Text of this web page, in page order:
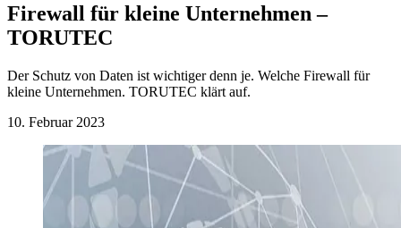
Firewall für kleine Unternehmen –
TORUTEC
Der Schutz von Daten ist wichtiger denn je. Welche Firewall für
kleine Unternehmen. TORUTEC klärt auf.
10. Februar 2023